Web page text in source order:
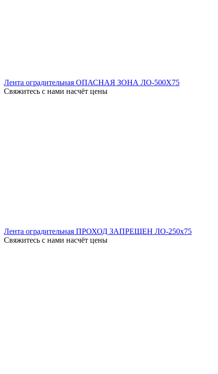
Лента оградительная ОПАСНАЯ ЗОНА ЛО-500X75
Свяжитесь с нами насчёт цены
Лента оградительная ПРОХОД ЗАПРЕЩЕН ЛО-250x75
Свяжитесь с нами насчёт цены